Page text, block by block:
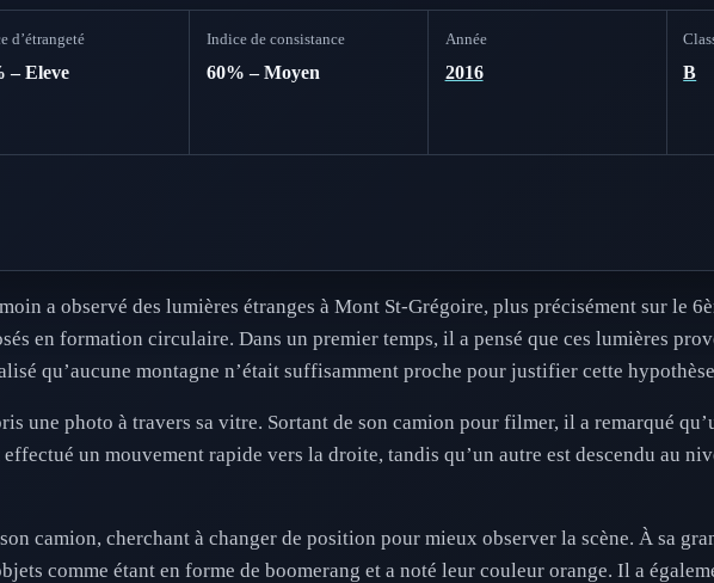
d’étrangeté
– Eleve
Indice de consistance
60% – Moyen
Année
2016 B
a observé des lumières étranges à Mont St-Grégoire, plus précisément sur le
en formation circulaire. Dans un premier temps, il a pensé que ces lumières
qu’aucune montagne n’était suffisamment proche pour justifier cette
une photo à travers sa vitre. Sortant de son camion pour filmer, il a remarqué
un mouvement rapide vers la droite, tandis qu’un autre est descendu au
camion, cherchant à changer de position pour mieux observer la scène. À sa
comme étant en forme de boomerang et a noté leur couleur orange. Il a